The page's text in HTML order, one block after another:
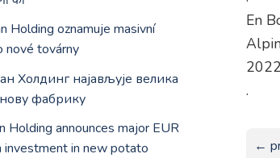
En
.
←
Holding oznamuje masivní
nové továrny
Холдинг најављује велика
фабрику
Holding announces major EUR
investment in new potato